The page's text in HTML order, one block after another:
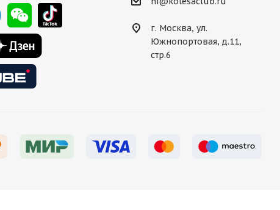
г. Москва, ул.
Южнопортовая, д.11,
стр.6